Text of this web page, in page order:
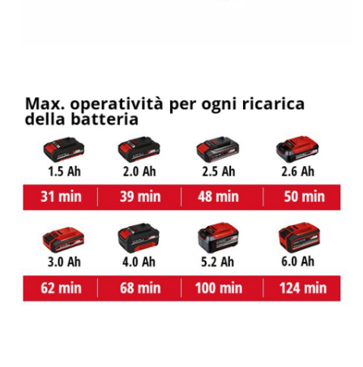
This content is not permitted to load due
to trackers that are not disclosed to the
visitor. The website owner needs to setup
the site with their CMP to add this content
to the list of technologies used.
Powered byUsercentrics Consent
Management Platform